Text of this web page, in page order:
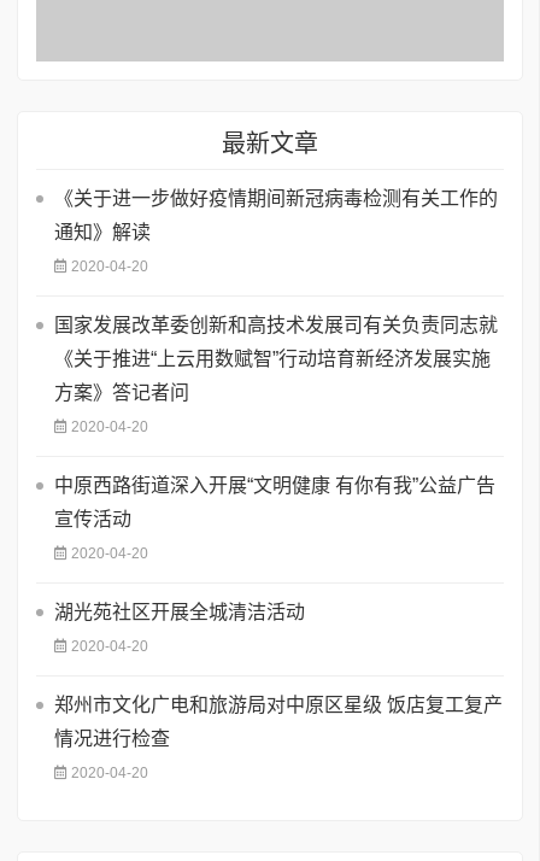
最新文章
《关于进一步做好疫情期间新冠病毒检测有关工作的
通知》解读
2020-04-20
国家发展改革委创新和高技术发展司有关负责同志就
《关于推进“上云用数赋智”行动培育新经济发展实施
方案》答记者问
2020-04-20
中原西路街道深入开展“文明健康 有你有我”公益广告
宣传活动
2020-04-20
湖光苑社区开展全城清洁活动
2020-04-20
郑州市文化广电和旅游局对中原区星级 饭店复工复产
情况进行检查
2020-04-20